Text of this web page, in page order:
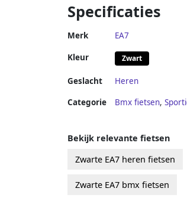
Specificaties
Merk EA7
Kleur Zwart
Geslacht
Heren
Categorie
Bmx fietsen,
Bekijk relevante fietsen
Zwarte EA7 heren fietsen
Zwarte EA7 bmx fietsen